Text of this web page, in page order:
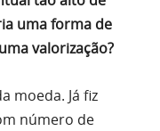
uma forma de
valorização?
moeda. Já fiz
número de